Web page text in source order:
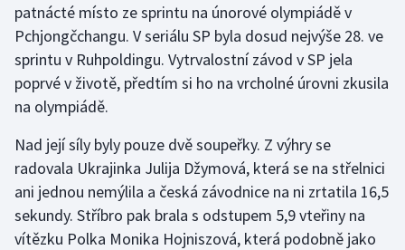
patnácté místo ze sprintu na únorové olympiádě v
Pchjongčchangu. V seriálu SP byla dosud nejvýše 28. ve
sprintu v Ruhpoldingu. Vytrvalostní závod v SP jela
poprvé v životě, předtím si ho na vrcholné úrovni zkusila
na olympiádě.
Nad její síly byly pouze dvě soupeřky. Z výhry se
radovala Ukrajinka Julija Džymová, která se na střelnici
ani jednou nemýlila a česká závodnice na ni zrtatila 16,5
sekundy. Stříbro pak brala s odstupem 5,9 vteřiny na
vítězku Polka Monika Hojniszová, která podobně jako